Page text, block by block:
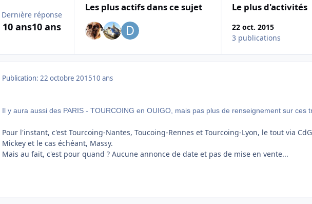
Dernière réponse
10 ans10 ans
Les plus actifs dans ce sujet Le plus d'activités
22 oct. 2015
3 publications
Publication: 22 octobre 201510 ans
Il y aura aussi des PARIS - TOURCOING en OUIGO, mais pas plus de renseignement sur ces
Pour l'instant, c'est Tourcoing-Nantes, Toucoing-Rennes et Tourcoing-Lyon, le tout via
Mickey et le cas échéant, Massy.
Mais au fait, c'est pour quand ? Aucune annonce de date et pas de mise en vente...